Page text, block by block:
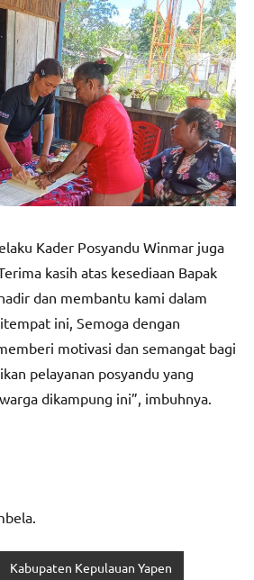
Kader Posyandu Winmar juga
kasih atas kesediaan Bapak
dan membantu kami dalam
ini, Semoga dengan
motivasi dan semangat bagi
pelayanan posyandu yang
dikampung ini”, imbuhnya.
Kabupaten Kepulauan Yapen